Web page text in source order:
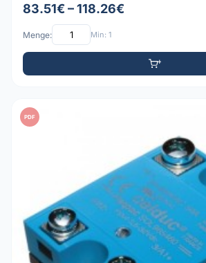
83.51€ – 118.26€
Menge: Min: 1
PDF